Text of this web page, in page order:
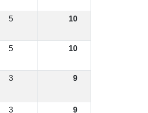
5 10
5 10
3 9
3 9